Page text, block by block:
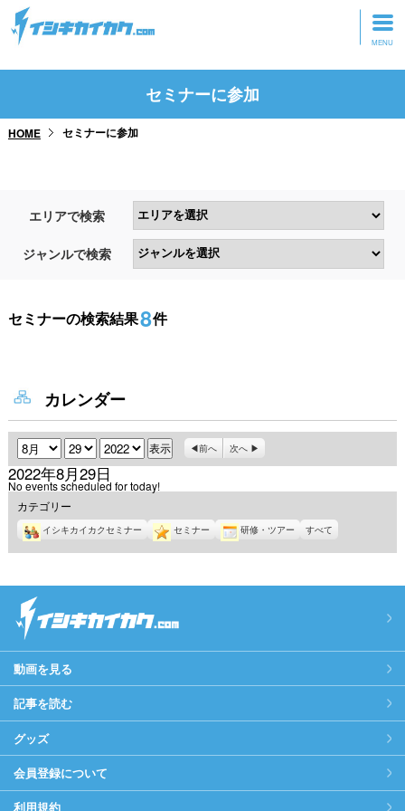
トップページ
研修・ツアーに参加
セミナーに参加
HOME セミナーに参加
エリアで検索
ジャンルで検索
セミナーの検索結果8件
カレンダー
月 日 年 前へ 次へ
2022年8月29日
No events scheduled for today!
カテゴリー
イシキカイカクセミナー セミナー 研修・ツアー すべて
動画を見る
記事を読む
グッズ
会員登録について